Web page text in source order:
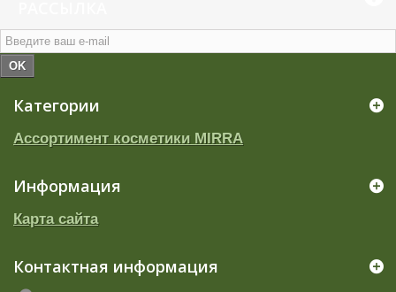
OK
Категории
Ассортимент косметики MIRRA
Информация
Карта сайта
Контактная информация